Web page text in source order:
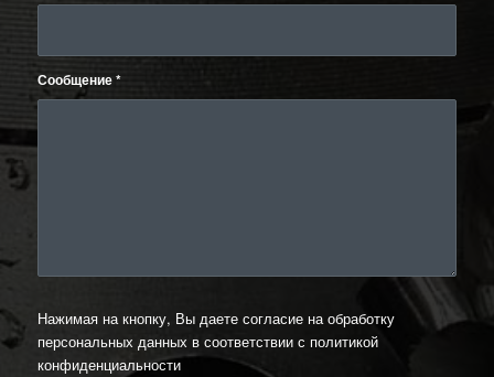
Сообщение*
Нажимая на кнопку, Вы даете согласие на обработку
персональных данных в соответствии с политикой
конфиденциальности